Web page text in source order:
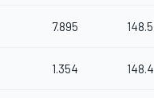
7.895 148.5
1.354 148.4